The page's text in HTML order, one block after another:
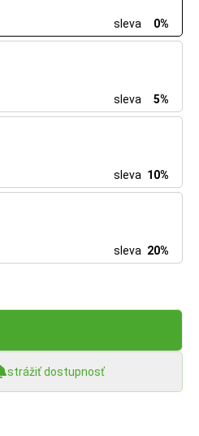
sleva
0%
sleva
5%
sleva 10%
sleva 20%
strážiť dostupnosť